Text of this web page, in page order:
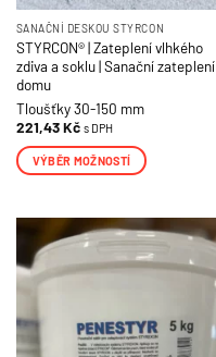
SANAČNÍ DESKOU STYRCON
STYRCON® | Zateplení vlhkého
zdiva a soklu | Sanační zateplení
domu
Tloušťky 30-150 mm
221,43Kč s DPH
VÝBĚR MOŽNOSTÍ
více
variant.
lze
vybrat